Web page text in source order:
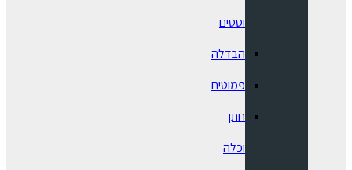
וסטים
הבדלה
פמוטים
חתן
וכלה